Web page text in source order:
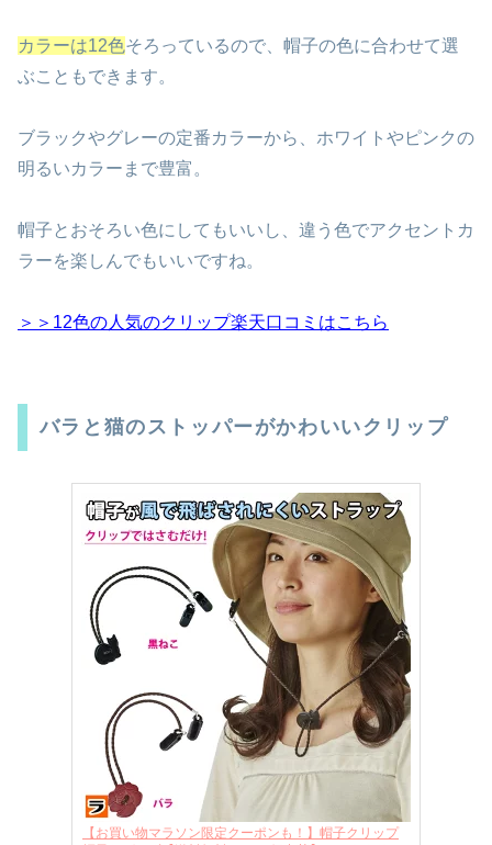
カラーは12色そろっているので、帽子の色に合わせて選
ぶこともできます。
ブラックやグレーの定番カラーから、ホワイトやピンクの
明るいカラーまで豊富。
帽子とおそろい色にしてもいいし、違う色でアクセントカ
ラーを楽しんでもいいですね。
＞＞12色の人気のクリップ楽天口コミはこちら
バラと猫のストッパーがかわいいクリップ
【お買い物マラソン限定クーポンも！】帽子クリップ